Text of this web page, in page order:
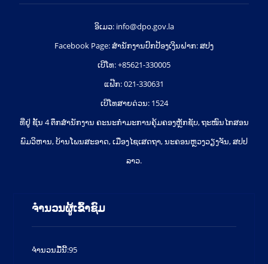
ອິເມວ: info@dpo.gov.la
Facebook Page: ສໍານັກງານປົກປ້ອງເງິນຝາກ: ສປງ
ເບີໂທ: +85621-330005
ແຟ໊ກ: 021-330631
ເບີໂທສາຍດ່ວນ: 1524
ທີ່ຢູ່ ຊັ້ນ 4 ຕຶກສຳນັກງານ ຄະນະກຳມະການຄຸ້ມຄອງຫຼັກຊັບ, ຖະໜົນໄກສອນ
ພົມວິຫານ, ບ້ານໂພນສະອາດ, ເມືອງໄຊເສດຖາ, ນະຄອນຫຼວງວຽງຈັນ, ສປປ
ລາວ.
ຈຳນວນຜູ້ເຂົ້າຊົມ
ຈໍານວນມື້ນີ້:95